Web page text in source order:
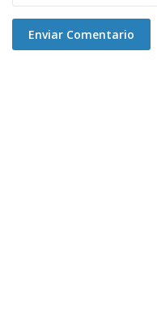
Enviar Comentario